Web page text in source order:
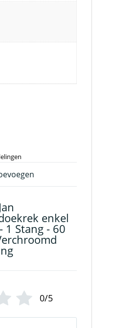
enkel
1 Stang - 60
0/5